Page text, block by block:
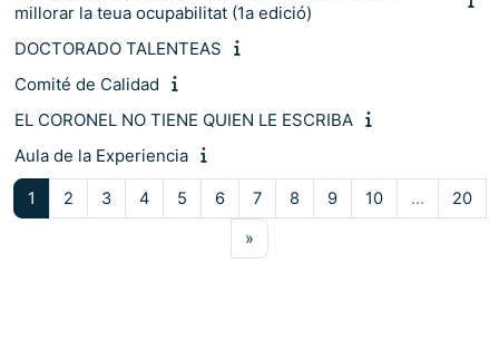
millorar la teua ocupabilitat (1a edició)
DOCTORADO TALENTEAS
Comité de Calidad
EL CORONEL NO TIENE QUIEN LE ESCRIBA
Aula de la Experiencia
1 Pàgina 1
2Pàgina 2
3Pàgina 3
4Pàgina 4
5Pàgina 5
6Pàgina 6
7Pàgina 7
8Pàgina 8
9Pàgina 9
10Pàgina 10
… 20
»Pàgina següent